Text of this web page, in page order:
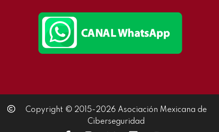
Copyright © 2015-2026 Asociación Mexicana de
Ciberseguridad